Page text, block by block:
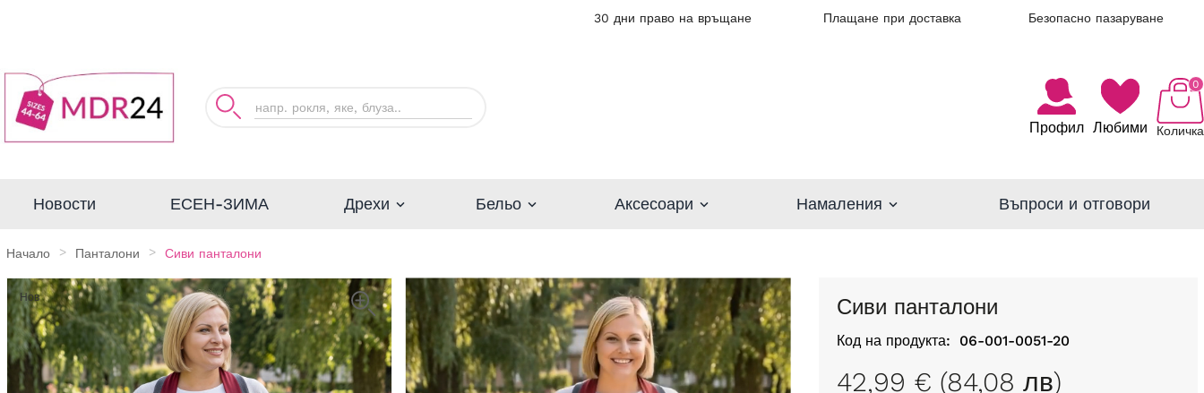
30 дни право на връщане Плащане при доставка Безопасно пазаруване
Профил Любими Количка
0
Новости ЕСЕН-ЗИМА Дрехи Бельо Аксесоари Намаления Въпроси и отговори
Начало Панталони Сиви панталони
Нов Сиви панталони
Код на продукта: 06-001-0051-20
42,99 € (84,08 лв)